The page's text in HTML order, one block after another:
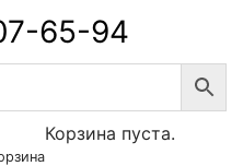
65-94
Корзина пуста.